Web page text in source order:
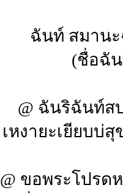
ฉันท์ สมานะ
(ชื่อฉั
@ ฉันริฉันท์ส
เหงายะเยียบบ่
@ ขอพระโปรด